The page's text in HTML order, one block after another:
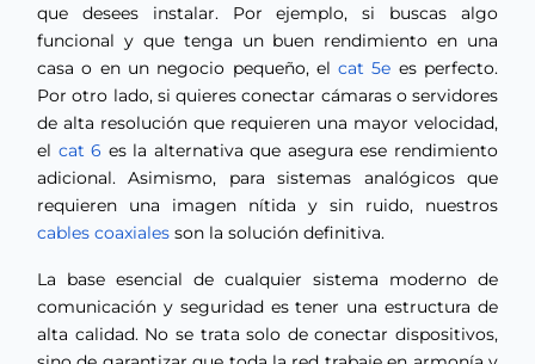
que desees instalar. Por ejemplo, si buscas algo
funcional y que tenga un buen rendimiento en una
casa o en un negocio pequeño, el cat 5e es perfecto.
Por otro lado, si quieres conectar cámaras o servidores
de alta resolución que requieren una mayor velocidad,
el cat 6 es la alternativa que asegura ese rendimiento
adicional. Asimismo, para sistemas analógicos que
requieren una imagen nítida y sin ruido, nuestros
cables coaxiales son la solución definitiva.
La base esencial de cualquier sistema moderno de
comunicación y seguridad es tener una estructura de
alta calidad. No se trata solo de conectar dispositivos,